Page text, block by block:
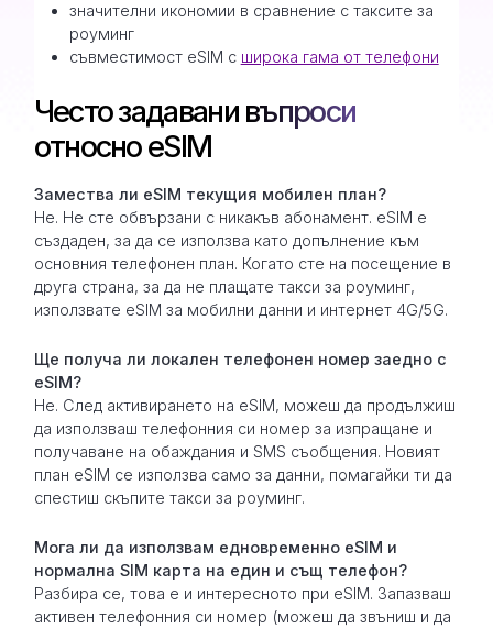
значителни икономии в сравнение с таксите за
роуминг
съвместимост eSIM с широка гама от телефони
Често задавани въпроси
относно eSIM
Замествa ли eSIM текущия мобилен план?
Не. Не сте обвързани с никакъв абонамент. eSIM е
създаден, за да се използва като допълнение към
основния телефонен план. Когато сте на посещение в
друга страна, за да не плащате такси за роуминг,
използвате eSIM за мобилни данни и интернет 4G/5G.
Ще получа ли локален телефонен номер заедно с
eSIM?
Не. След активирането на eSIM, можеш да продължиш
да използваш телефонния си номер за изпращане и
получаване на обаждания и SMS съобщения. Новият
план eSIM се използва само за данни, помагайки ти да
спестиш скъпите такси за роуминг.
Мога ли да използвам едновременно eSIM и
нормална SIM карта на един и същ телефон?
Разбира се, това е и интересното при eSIM. Запазваш
активен телефонния си номер (можеш да звъниш и да